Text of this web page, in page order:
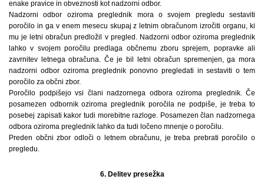
enake pravice in obveznosti kot nadzorni odbor.
Nadzorni odbor oziroma preglednik mora o svojem pregledu sestaviti
poročilo in ga v enem mesecu skupaj z letnim obračunom izročiti organu, ki
mu je letni obračun predložil v pregled. Nadzorni odbor oziroma preglednik
lahko v svojem poročilu predlaga občnemu zboru sprejem, popravke ali
zavrnitev letnega obračuna. Če je bil letni obračun spremenjen, ga mora
nadzorni odbor oziroma preglednik ponovno pregledati in sestaviti o tem
poročilo za občni zbor.
Poročilo podpišejo vsi člani nadzornega odbora oziroma preglednik. Če
posamezen odbornik oziroma preglednik poročila ne podpiše, je treba to
posebej zapisati kakor tudi morebitne razloge. Posamezen član nadzornega
odbora oziroma preglednik lahko da tudi ločeno mnenje o poročilu.
Preden občni zbor odloči o letnem obračunu, je treba prebrati poročilo o
pregledu.
6. Delitev presežka